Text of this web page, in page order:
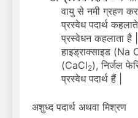
वायु से नमी ग्रहण
प्रस्वेध पदार्थ
प्रस्वेधन कहलाता है
हाइड्राक्साइड (Na
(CaCl2), निर्जल
प्रस्वेध पदार्थ हैं |
अशुध्द पदार्थ अथवा मिश्रण